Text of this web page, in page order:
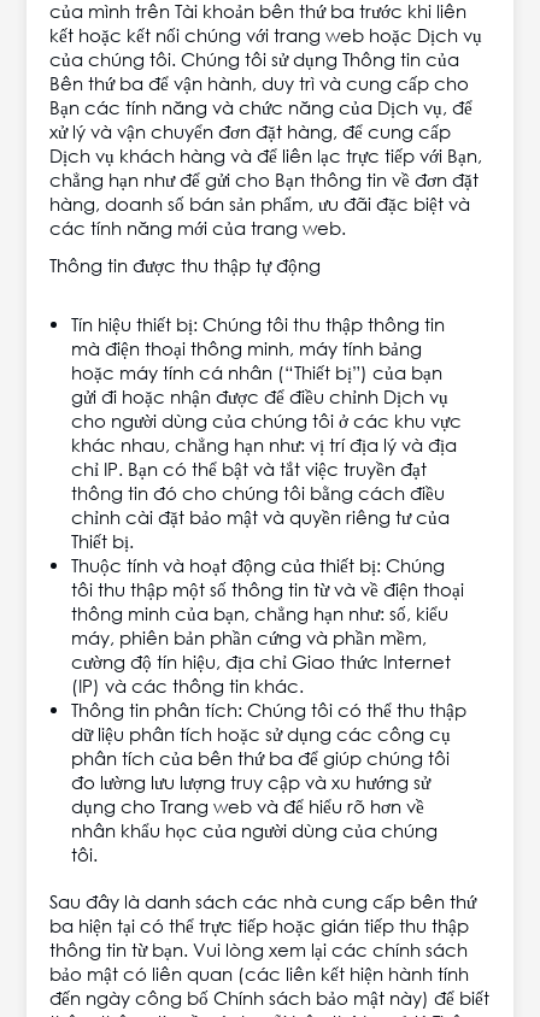
của mình trên Tài khoản bên thứ ba trước khi liên
kết hoặc kết nối chúng với trang web hoặc Dịch vụ
của chúng tôi. Chúng tôi sử dụng Thông tin của
Bên thứ ba để vận hành, duy trì và cung cấp cho
Bạn các tính năng và chức năng của Dịch vụ, để
xử lý và vận chuyển đơn đặt hàng, để cung cấp
Dịch vụ khách hàng và để liên lạc trực tiếp với Bạn,
chẳng hạn như để gửi cho Bạn thông tin về đơn đặt
hàng, doanh số bán sản phẩm, ưu đãi đặc biệt và
các tính năng mới của trang web.
Thông tin được thu thập tự động
Tín hiệu thiết bị: Chúng tôi thu thập thông tin
mà điện thoại thông minh, máy tính bảng
hoặc máy tính cá nhân (“Thiết bị”) của bạn
gửi đi hoặc nhận được để điều chỉnh Dịch vụ
cho người dùng của chúng tôi ở các khu vực
khác nhau, chẳng hạn như: vị trí địa lý và địa
chỉ IP. Bạn có thể bật và tắt việc truyền đạt
thông tin đó cho chúng tôi bằng cách điều
chỉnh cài đặt bảo mật và quyền riêng tư của
Thiết bị.
Thuộc tính và hoạt động của thiết bị: Chúng
tôi thu thập một số thông tin từ và về điện thoại
thông minh của bạn, chẳng hạn như: số, kiểu
máy, phiên bản phần cứng và phần mềm,
cường độ tín hiệu, địa chỉ Giao thức Internet
(IP) và các thông tin khác.
Thông tin phân tích: Chúng tôi có thể thu thập
dữ liệu phân tích hoặc sử dụng các công cụ
phân tích của bên thứ ba để giúp chúng tôi
đo lường lưu lượng truy cập và xu hướng sử
dụng cho Trang web và để hiểu rõ hơn về
nhân khẩu học của người dùng của chúng
tôi.
Sau đây là danh sách các nhà cung cấp bên thứ
ba hiện tại có thể trực tiếp hoặc gián tiếp thu thập
thông tin từ bạn. Vui lòng xem lại các chính sách
bảo mật có liên quan (các liên kết hiện hành tính
đến ngày công bố Chính sách bảo mật này) để biết